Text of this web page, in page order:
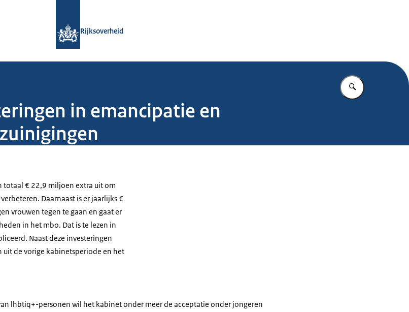
Rijksoverheid
Vul in wat u
in emancipatie en
totaal € 22,9 miljoen extra uit om
Daarnaast is er jaarlijks €
vrouwen tegen te gaan en gaat er
in het mbo. Dat is te lezen in
Naast deze investeringen
de vorige kabinetsperiode en het
lhbtiq+-personen wil het kabinet onder meer de acceptatie onder jongeren